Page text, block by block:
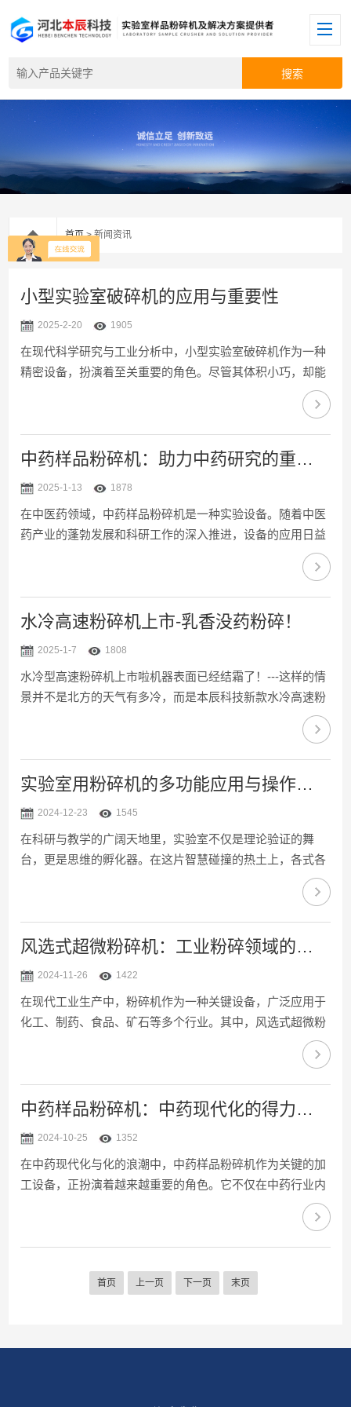
首页> 新闻资讯
小型实验室破碎机的应用与重要性
2025-2-20 1905
在现代科学研究与工业分析中，小型实验室破碎机作为一种
精密设备，扮演着至关重要的角色。尽管其体积小巧，却能
在样品制备过程中展现出巨大的能量与灵活性，为科研人员
提供了高效、精准的样品处理手段。本文将深入探讨设备的
应用领域、对科研工作的推动作用、...
中药样品粉碎机：助力中药研究的重要工具
2025-1-13 1878
在中医药领域，中药样品粉碎机是一种实验设备。随着中医
药产业的蓬勃发展和科研工作的深入推进，设备的应用日益
广泛，为中药材的加工、制备以及新药研发提供了强有力的
支持。中医药作为我国的医学体系，其疗效在很大程度上依
赖于药材的精细加工。中药样品粉碎...
水冷高速粉碎机上市-乳香没药粉碎！
2025-1-7 1808
水冷型高速粉碎机上市啦机器表面已经结霜了！---这样的情
景并不是北方的天气有多冷，而是本辰科技新款水冷高速粉
碎机搭配的冷水机展现的制冷效果。小型高速粉碎机BF系列
俗称高速万能粉碎机、小钢磨，是一款有着悠久生产历史的
机型，也属于实验室和中药制...
实验室用粉碎机的多功能应用与操作指南
2024-12-23 1545
在科研与教学的广阔天地里，实验室不仅是理论验证的舞
台，更是思维的孵化器。在这片智慧碰撞的热土上，各式各
样的仪器设备如同魔术师手中的法杖，将抽象的科学构想转
化为具象的实验数据。其中，实验室用粉碎机作为样品前处
理的关键设备，以其高效、精准的粉碎...
风选式超微粉碎机：工业粉碎领域的重要设备
2024-11-26 1422
在现代工业生产中，粉碎机作为一种关键设备，广泛应用于
化工、制药、食品、矿石等多个行业。其中，风选式超微粉
碎机以其性能和广泛的适用性，成为工业粉碎领域的重要设
备之一。本文将详细介绍定义、分类、结构组成、应用领域
以及维护保养等方面的内容。风选式...
中药样品粉碎机：中药现代化的得力助手
2024-10-25 1352
在中药现代化与化的浪潮中，中药样品粉碎机作为关键的加
工设备，正扮演着越来越重要的角色。它不仅在中药行业内
部得到了广泛应用，还在化工、矿山和科研单位等多个领域
展现出了其价值和魅力。中药样品粉碎机是一款专为处理中
药材而设计的粉碎设备。它能够将中...
首页 上一页 下一页 末页